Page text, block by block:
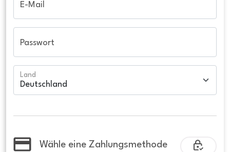
E-Mail
Passwort
Land
Wähle eine Zahlungsmethode